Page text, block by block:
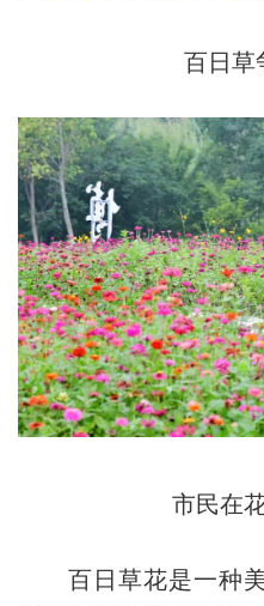
百日草
市民在
百日草花是一种美